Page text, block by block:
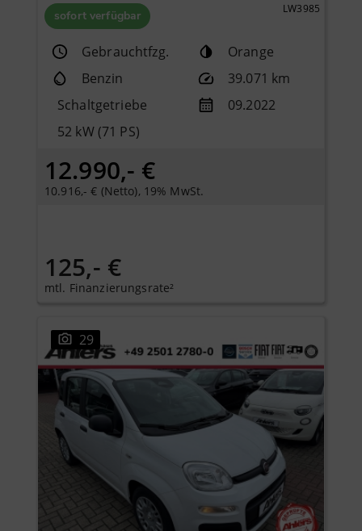
sofort verfügbar LW3985
Gebrauchtfzg.
Orange
Benzin
39.071 km
Schaltgetriebe
09.2022
52 kW (71 PS)
12.990,- €
10.916,- € (Netto), 19% MwSt.
125,- €
mtl. Finanzierungsrate²
29